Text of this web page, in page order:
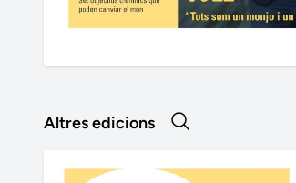
Altres edicions